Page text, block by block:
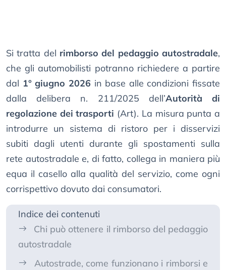
Si tratta del rimborso del pedaggio autostradale,
che gli automobilisti potranno richiedere a partire
dal 1° giugno 2026 in base alle condizioni fissate
dalla delibera n. 211/2025 dell’Autorità di
regolazione dei trasporti (Art). La misura punta a
introdurre un sistema di ristoro per i disservizi
subiti dagli utenti durante gli spostamenti sulla
rete autostradale e, di fatto, collega in maniera più
equa il casello alla qualità del servizio, come ogni
corrispettivo dovuto dai consumatori.
Indice dei contenuti
Chi può ottenere il rimborso del pedaggio
autostradale
Autostrade, come funzionano i rimborsi e